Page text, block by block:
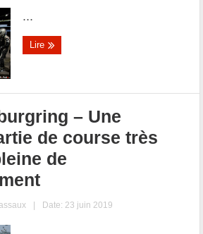
...
Lire
– Une
de course très
de
| Date: 23 juin 2019